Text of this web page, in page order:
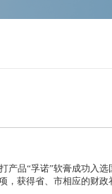
产品“孚诺”软膏成功入
，获得省、市相应的财政